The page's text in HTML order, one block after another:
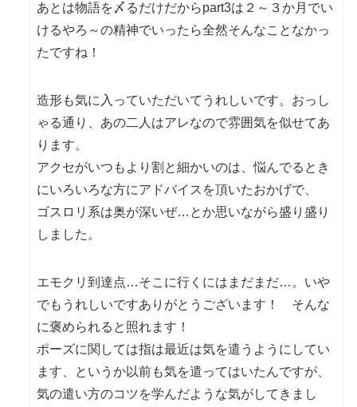
あとは物語を〆るだけだからpart3は２～３か月でい
けるやろ～の精神でいったら全然そんなことなかっ
たですね！
造形も気に入っていただいてうれしいです。おっし
ゃる通り、あの二人はアレなので雰囲気を似せてあ
ります。
アクセがいつもより割と細かいのは、悩んでるとき
にいろいろな方にアドバイスを頂いたおかげで、
ゴスロリ系は奥が深いぜ…とか思いながら盛り盛り
しました。
エモクリ到達点…そこに行くにはまだまだ…。いや
でもうれしいですありがとうございます！ そんな
に褒められると照れます！
ポーズに関しては指は最近は気を遣うようにしてい
ます、というか以前も気を遣ってはいたんですが、
気の遣い方のコツを学んだような気がしてきまし